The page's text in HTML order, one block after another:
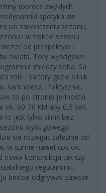
(oprocz zwyklych
spotyka sie
po zakonczeniu sezonu,
i w trakcie sezonu.
od prespektyw i
swiata. Tory wyscigowe
miedzy soba. Sa
role i sa tory gdzie silnik
sam wiesz... Faktycznie,
to po stronie jednostki
ok. 60-70 KM aby 0,5 sek.
to jest tylko silnik bez
wyscigowego
sie rozwijac zaleznie od
w sumie nawet cos ok.
nowa konstrukcja tak czy
regulaminu.
bedzie odgrywac zawsze